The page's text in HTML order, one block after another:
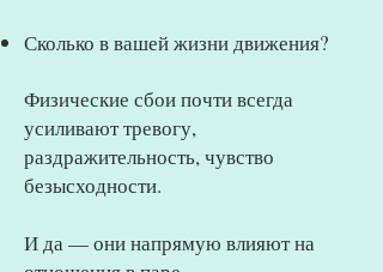
Сколько в вашей жизни движения?
Физические сбои почти всегда
усиливают тревогу,
раздражительность, чувство
безысходности.
И да — они напрямую влияют на